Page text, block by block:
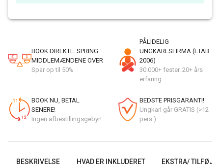
BOOK DIREKTE. SPRING
MIDDLEMÆNDENE OVER
Spar op til 50%
PÅLIDELIG
UNGKARLSFIRMA (ETAB.
2006)
30.000+ fester. 20+ års
erfaring
BOOK NU, BETAL
SENERE!
Ingen afbestillingsgebyr!
BEDSTE PRISGARANTI!
Ungkarl går GRATIS (>12
pers.)
BESKRIVELSE HVAD ER INKLUDERET EKSTRA/